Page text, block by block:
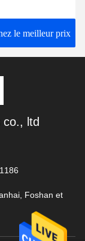
le meilleur prix
ltd
Foshan et